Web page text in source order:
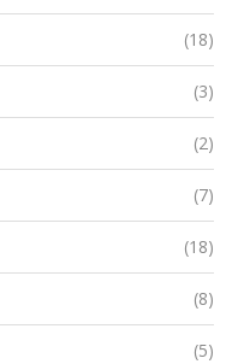
(18)
(3)
(2)
(7)
(18)
(8)
(5)